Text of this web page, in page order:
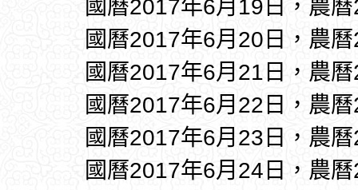
國曆2017年6月19日，農
國曆2017年6月20日，農
國曆2017年6月21日，農
國曆2017年6月22日，農
國曆2017年6月23日，農
國曆2017年6月24日，農